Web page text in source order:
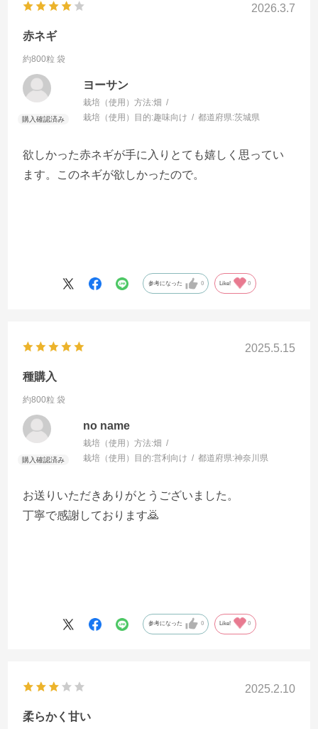
2026.3.7
赤ネギ
約800粒 袋
ヨーサン
栽培（使用）方法:畑
栽培（使用）目的:趣味向け 都道府県:茨城県
欲しかった赤ネギが手に入りとても嬉しく思ってい
ます。このネギが欲しかったので。
参考になった 0 Like! 0
2025.5.15
種購入
約800粒 袋
no name
栽培（使用）方法:畑
栽培（使用）目的:営利向け 都道府県:神奈川県
お送りいただきありがとうございました。
丁寧で感謝しております🙇
参考になった 0 Like! 0
2025.2.10
柔らかく甘い